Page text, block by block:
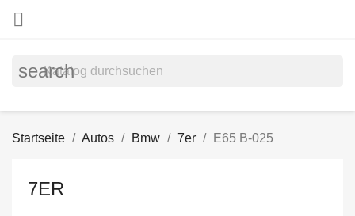

search
Startseite Autos Bmw 7er E65 B-025
7ER